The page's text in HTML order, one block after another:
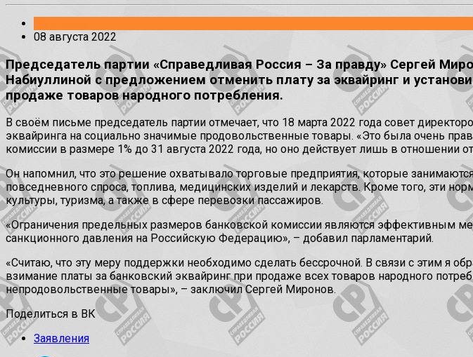
08 августа 2022
Председатель партии «Справедливая Россия – За правду» Сергей
Набиуллиной с предложением отменить плату за эквайринг и
продаже товаров народного потребления.
В своём письме председатель партии отмечает, что 18 марта 2022 года совет
эквайринга на социально значимые продовольственные товары. «Это была очень
комиссии в размере 1% до 31 августа 2022 года, но оно действует лишь в отношении
Он напомнил, что это решение охватывало торговые предприятия, которые
повседневного спроса, топлива, медицинских изделий и лекарств. Кроме того, эти
культуры, туризма, а также в сфере перевозки пассажиров.
«Ограничения предельных размеров банковской комиссии являются эффективным
санкционного давления на Российскую Федерацию», – добавил парламентарий.
«Считаю, что эту меру поддержки необходимо сделать бессрочной. В связи с этим я
взимание платы за банковский эквайринг при продаже всех товаров народного
непродовольственные товары», – заключил Сергей Миронов.
Поделиться в ВК
Заявления